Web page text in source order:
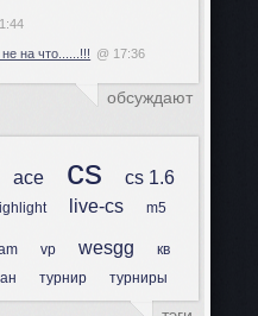
на что......!!! @ 17:36
обсуждают
ace cs cs 1.6
live-cs m5
vp wesgg
кв
турнир турниры